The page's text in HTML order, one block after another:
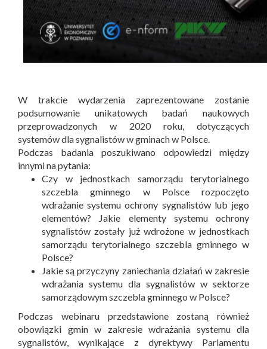
W trakcie wydarzenia zaprezentowane zostanie
podsumowanie unikatowych badań naukowych
przeprowadzonych w 2020 roku, dotyczących
systemów dla sygnalistów w gminach w Polsce.
Podczas badania poszukiwano odpowiedzi między
innymi na pytania:
Czy w jednostkach samorządu terytorialnego
szczebla gminnego w Polsce rozpoczęto
wdrażanie systemu ochrony sygnalistów lub jego
elementów? Jakie elementy systemu ochrony
sygnalistów zostały już wdrożone w jednostkach
samorządu terytorialnego szczebla gminnego w
Polsce?
Jakie są przyczyny zaniechania działań w zakresie
wdrażania systemu dla sygnalistów w sektorze
samorządowym szczebla gminnego w Polsce?
Podczas webinaru przedstawione zostaną również
obowiązki gmin w zakresie wdrażania systemu dla
sygnalistów, wynikające z dyrektywy Parlamentu